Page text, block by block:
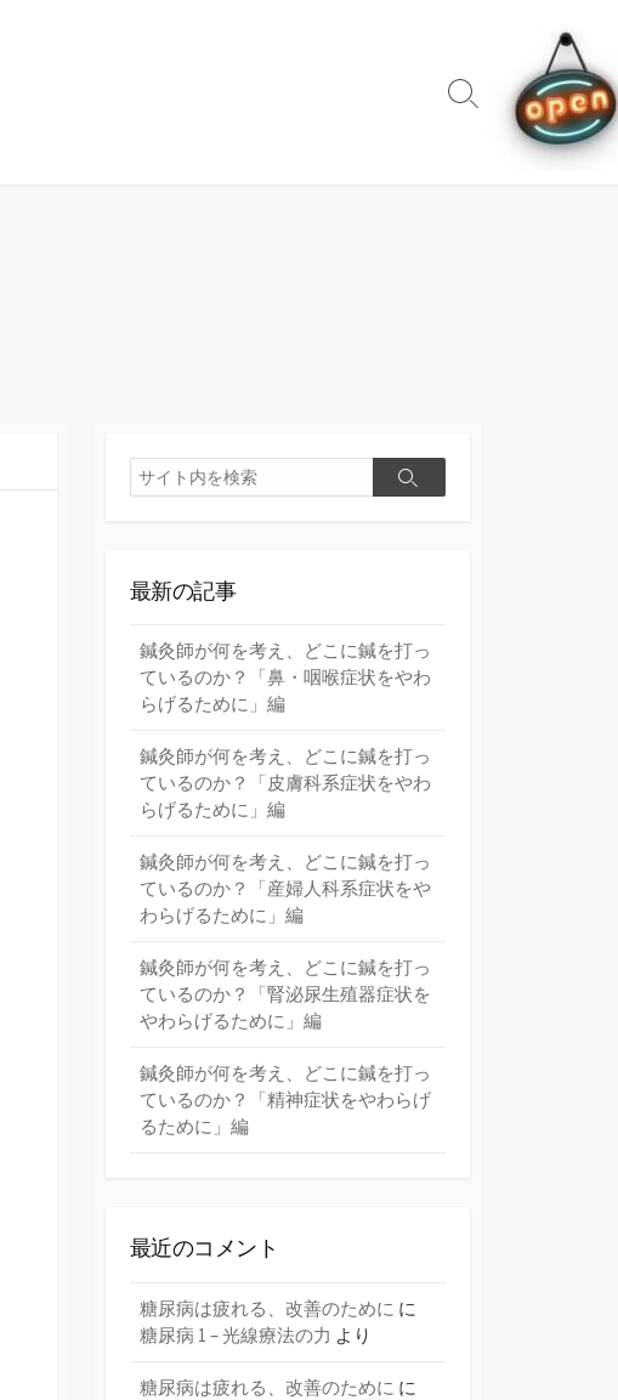
検
検
索
検
最新の記事
鍼灸師が何を考え、どこに鍼を打っ
ているのか？「鼻・咽喉症状をやわ
らげるために」編
鍼灸師が何を考え、どこに鍼を打っ
ているのか？「皮膚科系症状をやわ
らげるために」編
鍼灸師が何を考え、どこに鍼を打っ
ているのか？「産婦人科系症状をや
わらげるために」編
鍼灸師が何を考え、どこに鍼を打っ
ているのか？「腎泌尿生殖器症状を
やわらげるために」編
鍼灸師が何を考え、どこに鍼を打っ
ているのか？「精神症状をやわらげ
るために」編
最近のコメント
糖尿病は疲れる、改善のために に
糖尿病 1 – 光線療法の力 より
糖尿病は疲れる、改善のために に